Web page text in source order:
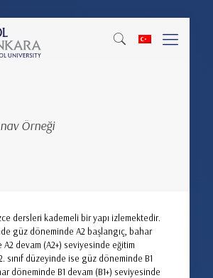
Örneği
dersleri kademeli bir yapı izlemektedir.
güz döneminde A2 başlangıç, bahar
devam (A2+) seviyesinde eğitim
sınıf düzeyinde ise güz döneminde B1
döneminde B1 devam (B1+) seviyesinde